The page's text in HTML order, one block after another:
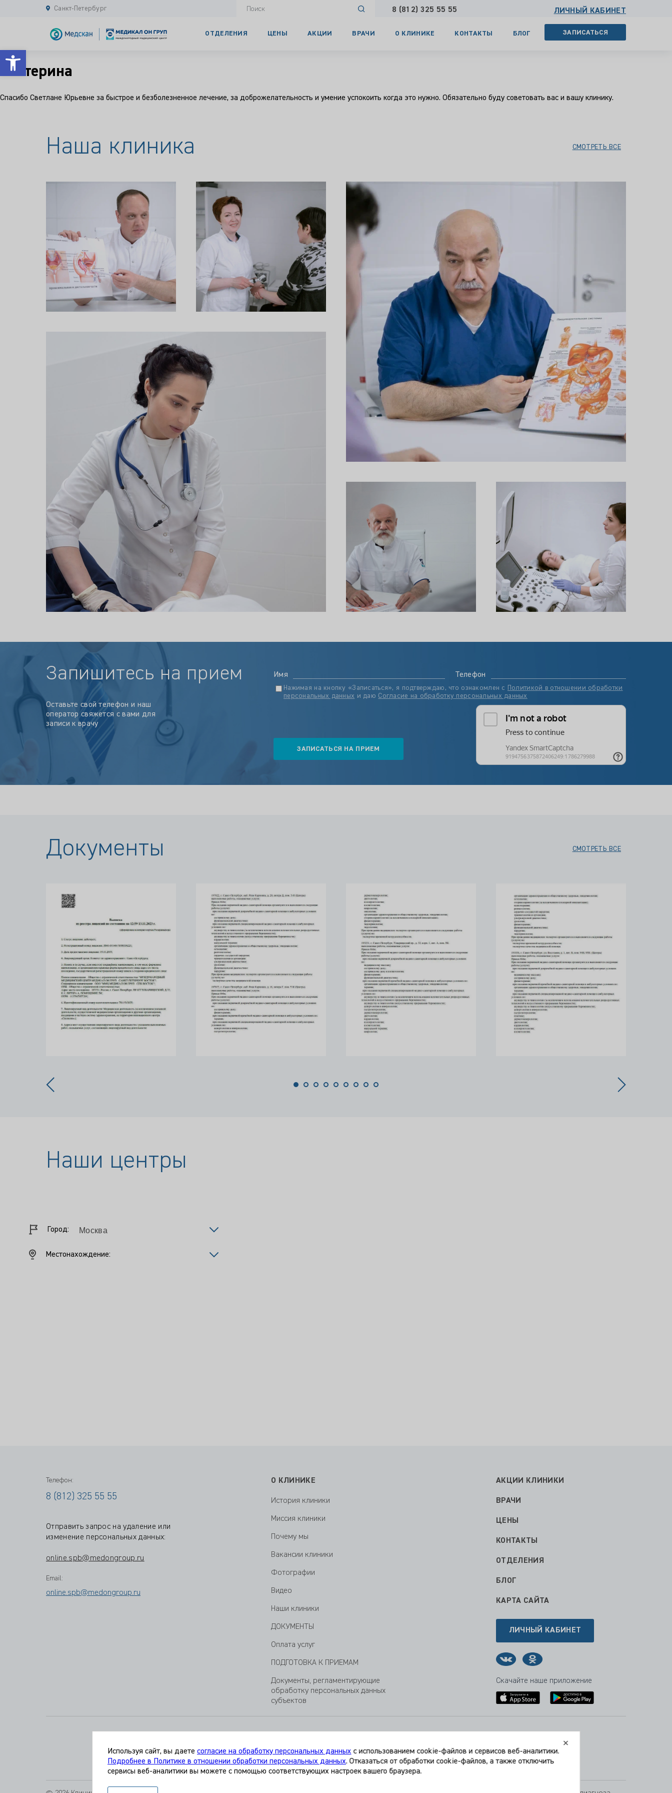
Открыть панель инструментов
Санкт-Петербург 8 (812) 325 55 55 ЛИЧНЫЙ КАБИНЕТ
ОТДЕЛЕНИЯ ЦЕНЫ АКЦИИ ВРАЧИ О КЛИНИКЕ КОНТАКТЫ БЛОГ ЗАПИСАТЬСЯ
Екатерина
Спасибо Светлане Юрьевне за быстрое и безболезненное лечение, за доброжелательность и умение успокоить когда это нужно. Обязательно буду советовать вас и вашу клинику.
Наша клиника СМОТРЕТЬ ВСЕ
Запишитесь на прием
Оставьте свой телефон и наш
оператор свяжется с вами для
записи к врачу
Имя Телефон
Нажимая на кнопку «Записаться», я подтверждаю, что ознакомлен с Политикой в отношении обработки
персональных данных и даю Согласие на обработку персональных данных
Документы СМОТРЕТЬ ВСЕ
Наши центры
Город:
Местонахождение:
Телефон:
8 (812) 325 55 55
Отправить запрос на удаление или
изменение персональных данных:
online.spb@medongroup.ru
Email:
online.spb@medongroup.ru
О КЛИНИКЕ
История клиники
Миссия клиники
Почему мы
Вакансии клиники
Фотографии
Видео
Наши клиники
ДОКУМЕНТЫ
Оплата услуг
ПОДГОТОВКА К ПРИЕМАМ
Документы, регламентирующие
обработку персональных данных
субъектов
АКЦИИ КЛИНИКИ
ВРАЧИ
ЦЕНЫ
КОНТАКТЫ
ОТДЕЛЕНИЯ
БЛОГ
КАРТА САЙТА
ЛИЧНЫЙ КАБИНЕТ
Скачайте наше приложение
196191 г. Санкт-Петербург, ул. Варшавская, 59 Пн-Пт09:00 — 21:00
Сб0 9:00 — 21:00
Используя сайт, вы даете согласие на обработку персональных данных с использованием cookie-файлов и сервисов веб-аналитики.
Подробнее в Политике в отношении обработки персональных данных. Отказаться от обработки cookie-файлов, а также отключить
сервисы веб-аналитики вы можете с помощью соответствующих настроек вашего браузера.